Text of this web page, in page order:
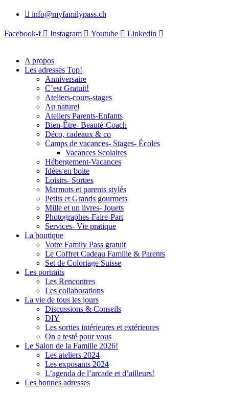
info@myfamilypass.ch
Facebook-f Instagram Youtube Linkedin
A propos
Les adresses Top!
Anniversaire
C’est Gratuit!
Ateliers-cours-stages
Au naturel
Ateliers Parents-Enfants
Bien-Être- Beauté-Coach
Déco, cadeaux & co
Camps de vacances- Stages- Écoles
Vacances Scolaires
Hébergement-Vacances
Idées en boite
Loisirs- Sorties
Marmots et parents stylés
Petits et Grands gourmets
Mille et un livres- Jouets
Photographes-Faire-Part
Services- Vie pratique
La boutique
Votre Family Pass gratuit
Le Coffret Cadeau Famille & Parents
Set de Coloriage Suisse
Les portraits
Les Rencontres
Les collaborations
La vie de tous les jours
Discussions & Conseils
DIY
Les sorties intérieures et extérieures
On a testé pour vous
Le Salon de la Famille 2026!
Les ateliers 2024
Les exposants 2024
L’agenda de l’arcade et d’ailleurs!
Les bonnes adresses